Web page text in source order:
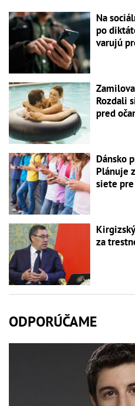
Na
po
varujú
Rozdali
pred
Dánsko
Plánuje
siete
za
ODPORÚČAME